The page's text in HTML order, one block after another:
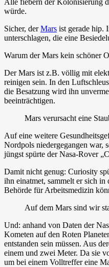
würde.
Sicher, derMars ist gerade hip.
unterschlagen, die eine
Warum der Mars kein schöner
Der Mars ist z.B. völlig mit
reinigen sein. In den
die Besatzung wird ihn
beeinträchtigen.
Mars verursacht eine
Auf eine weitere
Nordpols niedergegangen war,
jüngst spürte der Nasa-Rover
Damit nicht genug: Curiosity
ihn einatmet, sammelt er sich
Behörde für Arbeitsmedizin
Auf dem Mars sind wir
Und: anhand von Daten der
Kometen auf den Roten
entstanden sein müssen. Aus
einem und zwei Meter. Da sie
um bei einem Volltreffer eine